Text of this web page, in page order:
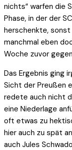
nichts“ warfen die
Phase, in der der
herschenkte, sonst
manchmal eben
Woche zuvor
Das Ergebnis ging
Sicht der Preußen
redete auch nicht
eine Niederlage
oft etwas zu
hier auch zu spät
auch Jules